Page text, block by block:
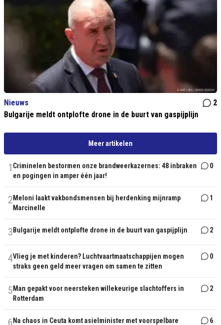
Nieuws
2
Bulgarije meldt ontplofte drone in de buurt van gaspijplijn
Meer artikelen
1 Criminelen bestormen onze brandweerkazernes: 48 inbraken
en pogingen in amper één jaar!
0
2 Meloni laakt vakbondsmensen bij herdenking mijnramp
Marcinelle
1
3 Bulgarije meldt ontplofte drone in de buurt van gaspijplijn 2
4Vlieg je met kinderen? Luchtvaartmaatschappijen mogen
straks geen geld meer vragen om samen te zitten
0
5 Man gepakt voor neersteken willekeurige slachtoffers in
Rotterdam
2
Na chaos in Ceuta komt asielminister met voorspelbare 6